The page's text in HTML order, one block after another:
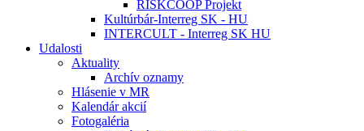
RISKCOOP Projekt
Kultúrbár-Interreg SK - HU
INTERCULT - Interreg SK HU
Udalosti
Aktuality
Archív oznamy
Hlásenie v MR
Kalendár akcií
Fotogaléria